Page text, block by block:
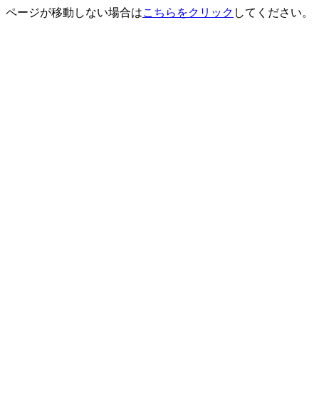
ページが移動しない場合はこちらをクリック してください。